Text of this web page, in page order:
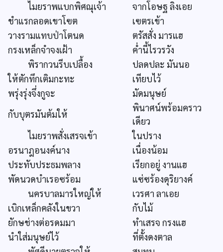
ไมยราพแบกพิศณุเจ้า
จากโอษฐ ลิงเอย
ชำแรกลอดเขาโฃต
เฃตรเข้า
วางรามแทบป่าโตนด
ตรัสสั่ง มารแฮ
กรงเหล็กจำจงเฝ้า
ค่ำนี้ไรวรวัง
พิรากวนรีบเปลื้อง
ปลดปละ มันนอ
ให้ตักทึกเติมกะทะ
เทียบไว้
พรุ่งรุ่งจึ่งกูจะ
มัดมนุษย์
กับบุตรมันต้มให้
พินาศน์พร้อมคราว
เดียว
ไมยราพสั่งเสรจเข้า
ในปราง
อรนาฎอนงค์นาง
เนื่องน้อม
ประทับประธมพลาง
เรียกอยู่ งานแฮ
พัดนวดบำเรอซร้อม
แซ่ซร้องดุริยางค์
นครบาลมารใหญ่ให้
เวรศา ลาเอย
เบิกเหล็กคลังในขวา
กับไม้
ยักษช่างต่อรดมมา
ทำเสรจ กรงแฮ
นำใส่มนุษย์ไว้
ที่ตั้งดงตาล